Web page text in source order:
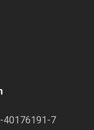
40176191-7